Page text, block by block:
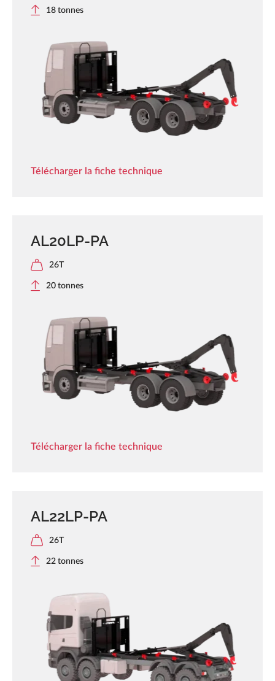
18 tonnes
Télécharger la fiche technique
AL20LP-PA
26T
20 tonnes
Télécharger la fiche technique
AL22LP-PA
26T
22 tonnes